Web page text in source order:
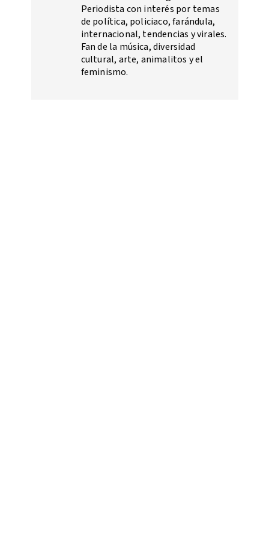
Periodista con interés por temas
de política, policiaco, farándula,
internacional, tendencias y virales.
Fan de la música, diversidad
cultural, arte, animalitos y el
feminismo.